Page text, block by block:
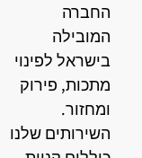
החברה
המובילה
בישראל לפינוי
מתכות, פירוק
ומחזור.
השירותים שלנו